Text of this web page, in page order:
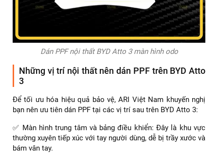
Dán PPF nội thất BYD Atto 3 màn hình odo
Những vị trí nội thất nên dán PPF trên BYD Atto
3
Để tối ưu hóa hiệu quả bảo vệ, ARI Việt Nam khuyến nghị
bạn nên ưu tiên dán PPF tại các vị trí sau trên BYD Atto 3:
✅ Màn hình trung tâm và bảng điều khiển: Đây là khu vực
thường xuyên tiếp xúc với tay người dùng, dễ bị trầy xước và
bám vân tay.